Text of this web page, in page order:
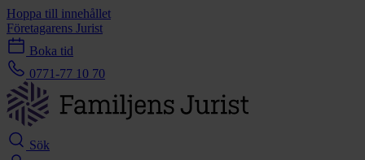
Hoppa till innehållet
Företagarens Jurist
Boka tid
0771-77 10 70
Sök